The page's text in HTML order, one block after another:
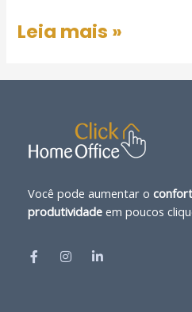
Leia mais »
Você pode aumentar o
produtividade em poucos